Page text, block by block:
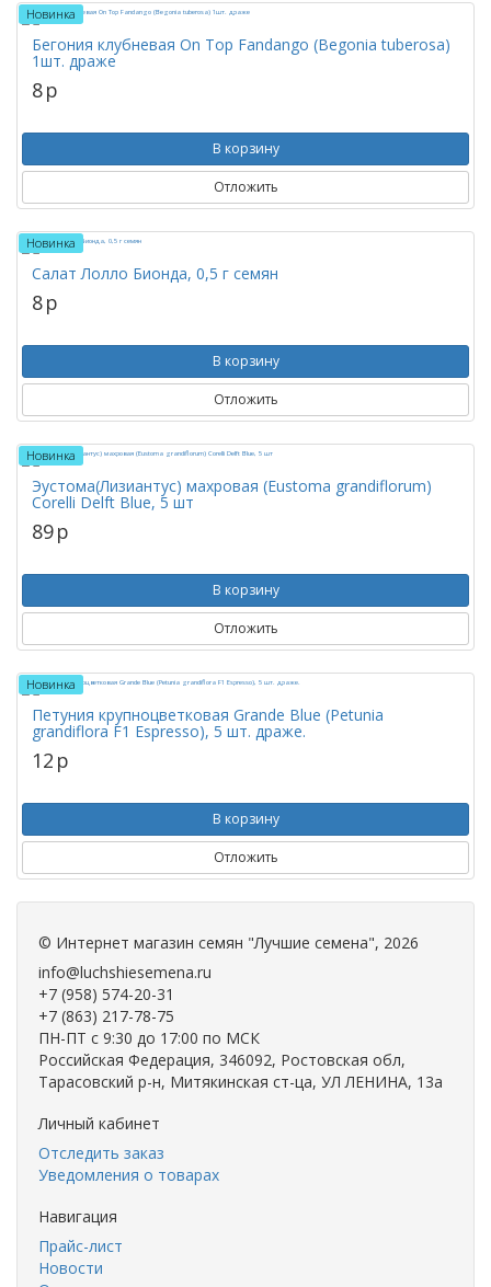
Новинка
Бегония клубневая On Top Fandango (Begonia tuberosa)
1шт. драже
8p
В корзину
Отложить
Новинка
Салат Лолло Бионда, 0,5 г семян
8p
В корзину
Отложить
Новинка
Эустома(Лизиантус) махровая (Eustoma grandiflorum)
Corelli Delft Blue, 5 шт
89p
В корзину
Отложить
Новинка
Петуния крупноцветковая Grande Blue (Petunia
grandiflora F1 Espresso), 5 шт. драже.
12 p
В корзину
Отложить
© Интернет магазин семян "Лучшие семена", 2026
info@luchshiesemena.ru
+7 (958) 574-20-31
+7 (863) 217-78-75
ПН-ПТ с 9:30 до 17:00 по МСК
Российская Федерация, 346092, Ростовская обл,
Тарасовский р-н, Митякинская ст-ца, УЛ ЛЕНИНА, 13а
Личный кабинет
Отследить заказ
Уведомления о товарах
Навигация
Прайс-лист
Новости